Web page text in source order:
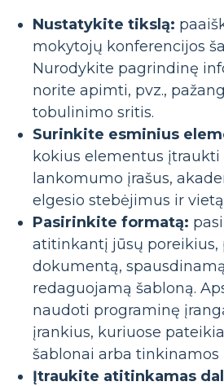
Nustatykite tikslą:
mokytojų konferencijos
Nurodykite pagrindinę
norite apimti, pvz.,
tobulinimo sritis.
Surinkite esminius
kokius elementus įtraukti
lankomumo įrašus,
elgesio stebėjimus ir
Pasirinkite formatą:
atitinkantį jūsų poreikius,
dokumentą,
redaguojamą šabloną.
naudoti programinę
įrankius, kuriuose
šablonai arba tinkinamos
Įtraukite atitinkamas